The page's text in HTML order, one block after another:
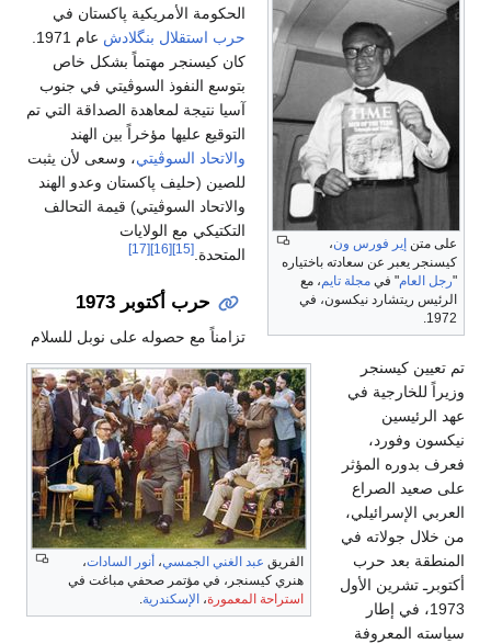
على متن إير فورس ون،
كيسنجر يعبر عن سعادته باختياره
"رجل العام" في مجلة تايم، مع
الرئيس ريتشارد نيكسون، في
1972.
الحكومة الأمريكية پاكستان في
حرب استقلال بنگلادش
عام 1971.
كان كيسنجر مهتماً بشكل خاص
بتوسع النفوذ السوڤيتي في جنوب
آسيا نتيجة لمعاهدة الصداقة التي تم
التوقيع عليها مؤخراً بين الهند
والاتحاد السوڤيتي، وسعى لأن يثبت
للصين (حليف پاكستان وعدو الهند
والاتحاد السوڤيتي) قيمة التحالف
التكتيكي مع الولايات
المتحدة.[15]
[16]
[17]
حرب أكتوبر 1973
الفريق عبد الغني الجمسي، أنور السادات،
هنري كيسنجر، في مؤتمر صحفي مباغت في
استراحة المعمورة، الإسكندرية.
تزامناً مع حصوله على نوبل للسلام
تم تعيين كيسنجر
وزيراً للخارجية في
عهد الرئيسين
نيكسون وفورد،
فعرف بدوره المؤثر
على صعيد الصراع
العربي الإسرائيلي،
من خلال جولاته في
المنطقة بعد حرب
أكتوبرـ تشرين الأول
1973، في إطار
سياسته المعروفة